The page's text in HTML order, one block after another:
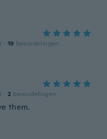
· 19 beoordelingen
· 2 beoordelingen
them.